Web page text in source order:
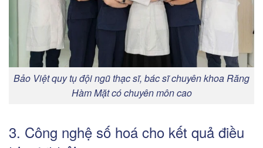
Bảo Việt quy tụ đội ngũ thạc sĩ, bác sĩ chuyên khoa Răng
Hàm Mặt có chuyên môn cao
3. Công nghệ số hoá cho kết quả điều